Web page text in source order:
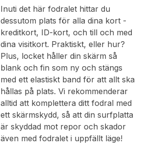
Inuti det här fodralet hittar du
dessutom plats för alla dina kort -
kreditkort, ID-kort, och till och med
dina visitkort. Praktiskt, eller hur?
Plus, locket håller din skärm så
blank och fin som ny och stängs
med ett elastiskt band för att allt ska
hållas på plats. Vi rekommenderar
alltid att komplettera ditt fodral med
ett skärmskydd, så att din surfplatta
är skyddad mot repor och skador
även med fodralet i uppfällt läge!